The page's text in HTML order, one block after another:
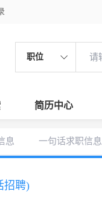
职位
简历中心
息 一句话求职信息
招聘)